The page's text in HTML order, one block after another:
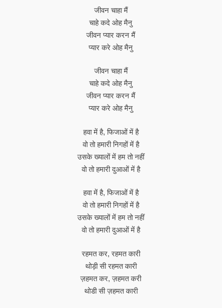
जीवन चाहा मैं
चाहे कदे ओह मैनु
जीवन प्यार करन मैं
प्यार करे ओह मैनु
जीवन चाहा मैं
चाहे कदे ओह मैनु
जीवन प्यार करन मैं
प्यार करे ओह मैनु
हवा में है, फिजाओं में है
वो तो हमारी निगहों में है
उसके ख्यालों में हम तो नहीं
वो तो हमारी दुआओं में है
हवा में है, फिजाओं में है
वो तो हमारी निगहों में है
उसके ख्यालों में हम तो नहीं
वो तो हमारी दुआओं में है
रहमत कर, रहमत कारी
थोड़ी सी रहमत कारी
ज़हमत कर, ज़हमत करी
थोडी सी ज़हमत कारी